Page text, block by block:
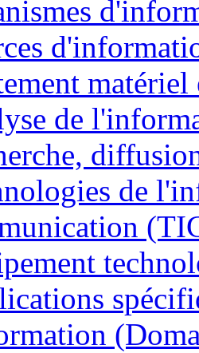
matériel
de
de